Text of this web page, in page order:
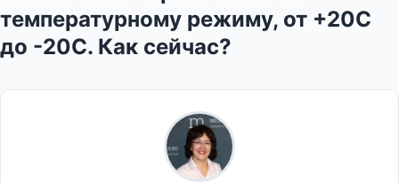
температурному режиму, от +20С
до -20С. Как сейчас?